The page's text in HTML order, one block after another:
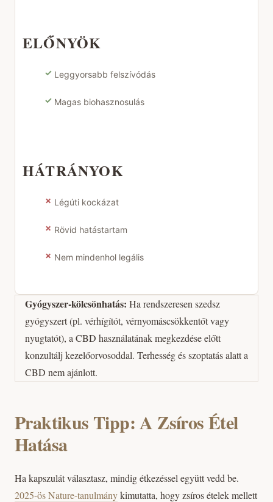
ELŐNYÖK
✓ Leggyorsabb felszívódás
✓ Magas biohasznosulás
HÁTRÁNYOK
✗ Légúti kockázat
✗ Rövid hatástartam
✗ Nem mindenhol legális
Gyógyszer-kölcsönhatás: Ha rendszeresen szedsz
gyógyszert (pl. vérhígítót, vérnyomáscsökkentőt vagy
nyugtatót), a CBD használatának megkezdése előtt
konzultálj kezelőorvosoddal. Terhesség és szoptatás alatt a
CBD nem ajánlott.
Praktikus Tipp: A Zsíros Étel
Hatása
Ha kapszulát választasz, mindig étkezéssel együtt vedd be.
2025-ös Nature-tanulmánykimutatta, hogy zsíros ételek mellett